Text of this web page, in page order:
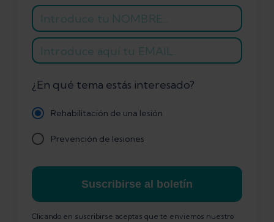
¿En qué tema estás interesado?
Rehabilitación de una lesión
Prevención de lesiones
Suscribirse al boletín
Clicando en suscribirse aceptas que te enviemos nuestro